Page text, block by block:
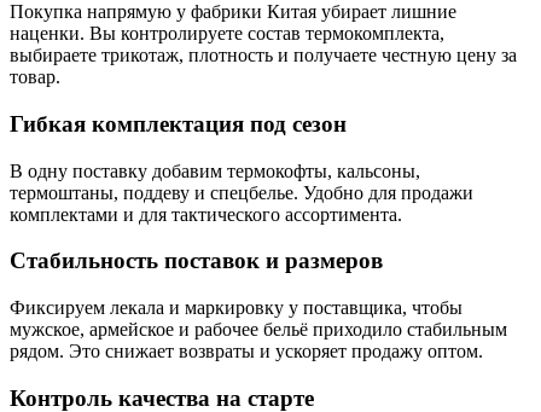
Покупка напрямую у фабрики Китая убирает лишние
наценки. Вы контролируете состав термокомплекта,
выбираете трикотаж, плотность и получаете честную цену за
товар.
Гибкая комплектация под сезон
В одну поставку добавим термокофты, кальсоны,
термоштаны, поддеву и спецбелье. Удобно для продажи
комплектами и для тактического ассортимента.
Стабильность поставок и размеров
Фиксируем лекала и маркировку у поставщика, чтобы
мужское, армейское и рабочее бельё приходило стабильным
рядом. Это снижает возвраты и ускоряет продажу оптом.
Контроль качества на старте